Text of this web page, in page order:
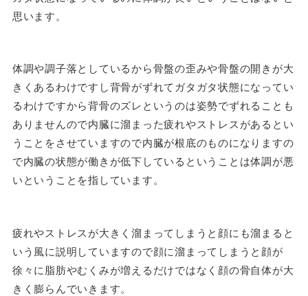
思います。
体調や調子落としているから骨盤の歪みや骨盤の開きが大
きくあるわけですし背骨がずれてガタガタ状態になってい
るわけですから背骨のズレというのは姿勢でずれることも
ありませんので内臓に溜まった疲れやストレスがあるとい
うことをさせていますので内臓が根底のものになりますの
で内臓の状態が働きが低下しているということは体調が悪
いということを指しています。
疲れやストレスが大きく溜まってしまうと顔にも溜まると
いう風に説明していますので顔に溜まってしまうと顔が
徐々に脂肪やむくみが増えるだけではなく顔の骨自体が大
きく膨らんでいきます。